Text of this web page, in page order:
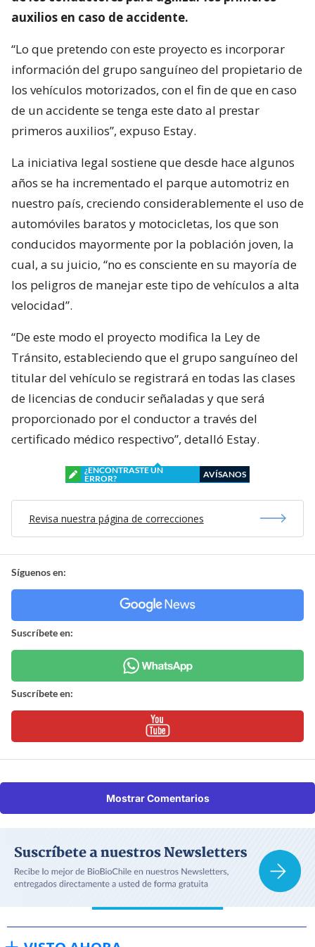
auxilios en caso de accidente.
“Lo que pretendo con este proyecto es incorporar
información del grupo sanguíneo del propietario de
los vehículos motorizados, con el fin de que en caso
de un accidente se tenga este dato al prestar
primeros auxilios”, expuso Estay.
La iniciativa legal sostiene que desde hace algunos
años se ha incrementado el parque automotriz en
nuestro país, creciendo considerablemente el uso de
automóviles baratos y motocicletas, los que son
conducidos mayormente por la población joven, la
cual, a su juicio, “no es consciente en su mayoría de
los peligros de manejar este tipo de vehículos a alta
velocidad”.
“De este modo el proyecto modifica la Ley de
Tránsito, estableciendo que el grupo sanguíneo del
titular del vehículo se registrará en todas las clases
de licencias de conducir señaladas y que será
proporcionado por el conductor a través del
certificado médico respectivo”, detalló Estay.
¿ENCONTRASTE UN
ERROR?
AVÍSANOS
Revisa nuestra página de correcciones
Síguenos en:
Suscríbete en:
Suscríbete en:
Mostrar Comentarios